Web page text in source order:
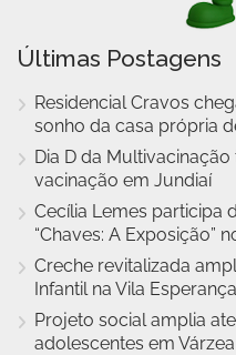
Últimas Postagens
Residencial Cravos
sonho da casa própria
Dia D da
vacinação em Jundiaí
Cecília Lemes participa
“Chaves: A Exposição”
Creche revitalizada
Infantil na Vila Esperança
Projeto social amplia
adolescentes em